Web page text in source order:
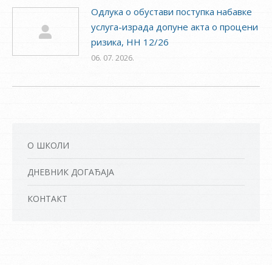
Одлука о обустави поступка набавке
услуга-израда допуне акта о процени
ризика, НН 12/26
06. 07. 2026.
О ШКОЛИ
ДНЕВНИК ДОГАЂАЈА
КОНТАКТ